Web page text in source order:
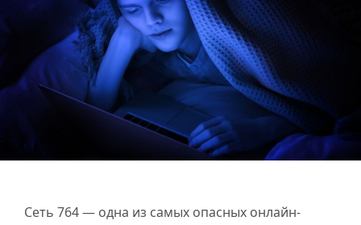
Сеть 764 — одна из самых опасных онлайн-